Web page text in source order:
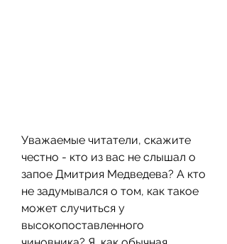
Уважаемые читатели, скажите
честно - кто из вас не слышал о
запое Дмитрия Медведева? А кто
не задумывался о том, как такое
может случиться у
высокопоставленного